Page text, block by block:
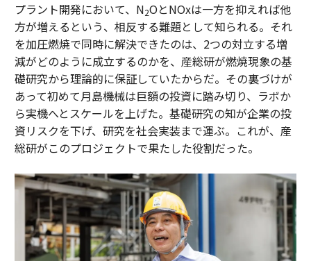
プラント開発において、N2OとNOxは一方を抑えれば他
方が増えるという、相反する難題として知られる。それ
を加圧燃焼で同時に解決できたのは、2つの対立する増
減がどのように成立するのかを、産総研が燃焼現象の基
礎研究から理論的に保証していたからだ。その裏づけが
あって初めて月島機械は巨額の投資に踏み切り、ラボか
ら実機へとスケールを上げた。基礎研究の知が企業の投
資リスクを下げ、研究を社会実装まで運ぶ。これが、産
総研がこのプロジェクトで果たした役割だった。